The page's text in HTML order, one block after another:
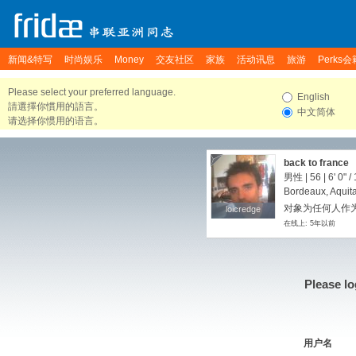
新闻&特写 时尚娱乐 Money 交友社区 家族 活动讯息 旅游 Perks会
Please select your preferred language.
請選擇你慣用的語言。
请选择你惯用的语言。
English
中文简体
loicredge
loicredge
back to france
男性 | 56 | 6' 0" /
Bordeaux,
对象为任何人作
在线上: 5年以前
Please
用户名